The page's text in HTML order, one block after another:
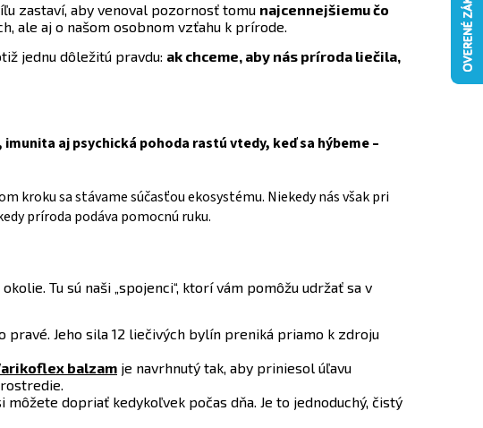
zastaví, aby venoval pozornosť tomu najcennejšiemu čo
ale aj o našom osobnom vzťahu k prírode.
jednu dôležitú pravdu: ak chceme, aby nás príroda liečila,
aj psychická pohoda rastú vtedy, keď sa hýbeme –
kroku sa stávame súčasťou ekosystému. Niekedy nás však pri
príroda podáva pomocnú ruku.
Tu sú naši „spojenci“, ktorí vám pomôžu udržať sa v
pravé. Jeho sila 12 liečivých bylín preniká priamo k zdroju
balzam je navrhnutý tak, aby priniesol úľavu
dopriať kedykoľvek počas dňa. Je to jednoduchý, čistý